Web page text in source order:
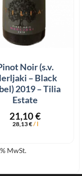
Noir (s.v.
– Black
2019 – Tilia
Estate
21,10€
28,13€/l
MwSt.